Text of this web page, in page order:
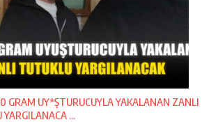
GRAM UY*ŞTURUCUYLA YAKALANAN ZANLI
...